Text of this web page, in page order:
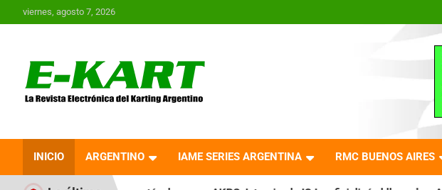
al
viernes, agosto 7, 2026
Revista Electrónica del
INICIO ARGENTINO IAME SERIES ARGENTINA RMC BUENOS AIRES